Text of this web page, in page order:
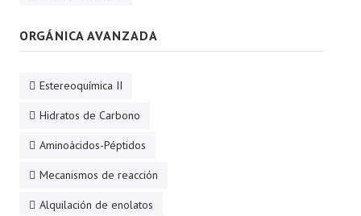
ORGÁNICA AVANZADA
Estereoquímica II
Hidratos de Carbono
Aminoácidos-Péptidos
Mecanismos de reacción
Alquilación de enolatos